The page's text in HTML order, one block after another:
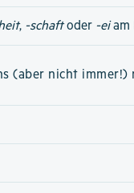
, -schaftoder -eiam
(aber nicht immer!)